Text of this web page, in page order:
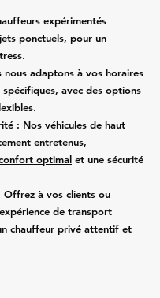
expérimentés
ponctuels, pour un
nous adaptons à vos horaires
avec des options
: Nos véhicules de haut
entretenus,
optimal et une sécurité
Offrez à vos clients ou
de transport
chauffeur privé attentif et